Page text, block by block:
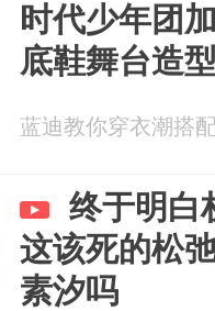
时代少年团
底鞋舞台造
蓝迪教你穿衣潮搭
终于明白
这该死的松
素汐吗